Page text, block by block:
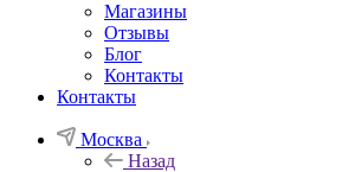
Магазины
Отзывы
Блог
Контакты
Контакты
Москва
Назад